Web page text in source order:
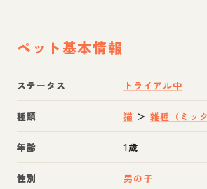
ペット基本情報
ステータス トライアル中
種類 猫 ＞雑種（ミッ
年齢 1歳
性別 男の子